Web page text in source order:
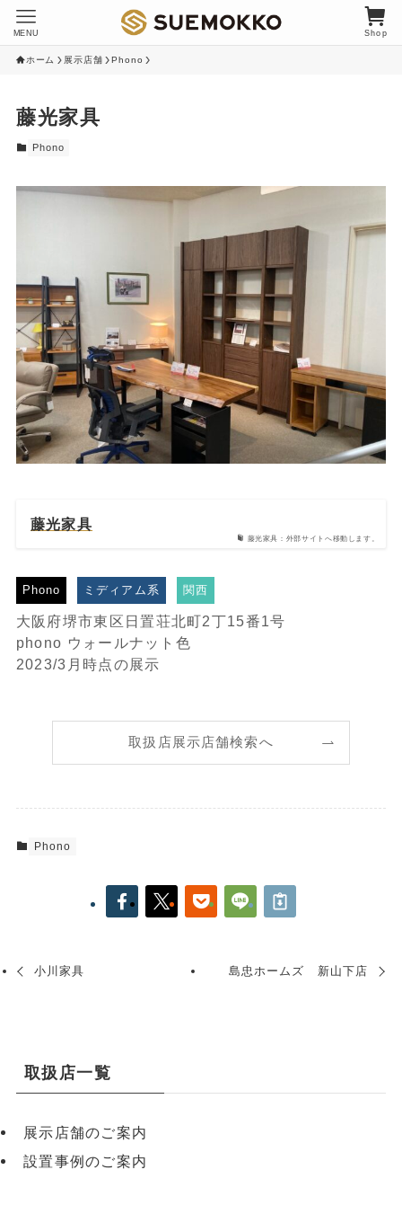
Shop
MENU
ホーム 展示店舗 Phono
藤光家具
Phono
藤光家具：外部サイトへ移動します。
藤光家具
Phono ミディアム系 関西
大阪府堺市東区日置荘北町2丁15番1号
phono ウォールナット色
2023/3月時点の展示
取扱店展示店舗検索へ
Phono
小川家具 島忠ホームズ 新山下店
取扱店一覧
展示店舗のご案内
設置事例のご案内